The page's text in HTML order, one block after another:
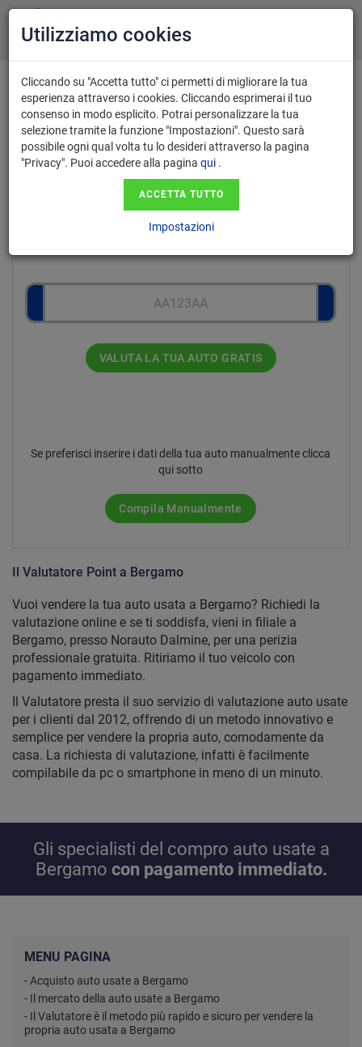
Valutazione gratuita e acquisto auto
usate a Bergamo
con pagamento immediato
Inserisci il numero di targa nel
VALUTA LA TUA AUTO GRATIS
Se preferisci inserire i dati della tua auto manualmente clicca
qui sotto
Compila Manualmente
Il Valutatore Point a Bergamo
Vuoi vendere la tua auto usata a Bergamo? Richiedi la
valutazione online e se ti soddisfa, vieni in filiale a
Bergamo, presso Norauto Dalmine, per una perizia
professionale gratuita. Ritiriamo il tuo veicolo con
pagamento immediato.
Il Valutatore presta il suo servizio di valutazione auto usate
per i clienti dal 2012, offrendo di un metodo innovativo e
semplice per vendere la propria auto, comodamente da
casa. La richiesta di valutazione, infatti è facilmente
compilabile da pc o smartphone in meno di un minuto.
Gli specialisti del compro auto usate a
Bergamo con pagamento immediato.
MENU PAGINA
- Acquisto auto usate a Bergamo
- Il mercato della auto usate a Bergamo
- Il Valutatore è il metodo più rapido e sicuro per vendere la
propria auto usata a Bergamo
Utilizziamo cookies
Cliccando su "Accetta tutto" ci permetti di migliorare la tua
esperienza attraverso i cookies. Cliccando esprimerai il tuo
consenso in modo esplicito. Potrai personalizzare la tua
selezione tramite la funzione "Impostazioni". Questo sarà
possibile ogni qual volta tu lo desideri attraverso la pagina
"Privacy". Puoi accedere alla pagina qui .
ACCETTA TUTTO
Impostazioni